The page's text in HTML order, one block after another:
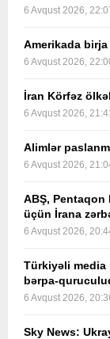
6 Avqust 2026,
Amerikada birja
6 Avqust 2026,
İran Körfəz
6 Avqust 2026,
Alimlər
6 Avqust 2026,
ABŞ, Pentaqon
üçün İrana
6 Avqust 2026,
Türkiyəli media
bərpa-
6 Avqust 2026,
Sky News: